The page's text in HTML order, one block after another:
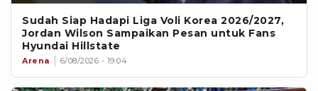
Sudah Siap Hadapi Liga Voli Korea 2026/2027,
Jordan Wilson Sampaikan Pesan untuk Fans
Hyundai Hillstate
Arena 6/08/2026 - 19:04